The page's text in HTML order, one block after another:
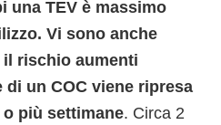
una TEV è massimo
Vi sono anche
il rischio aumenti
di un COC viene ripresa
più settimane. Circa 2